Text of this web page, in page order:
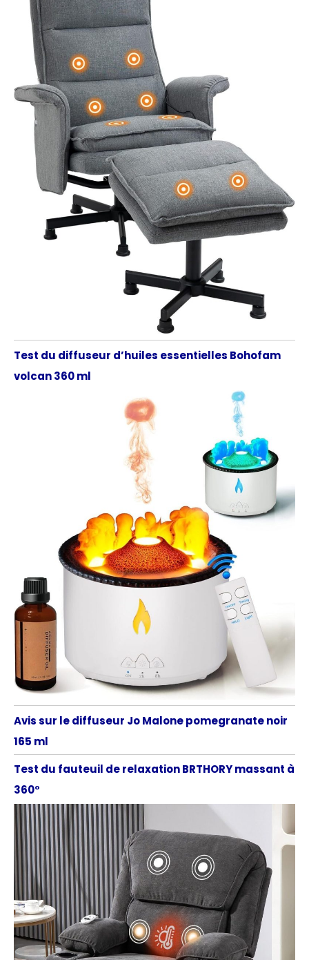
pour profiter d'un
massage relaxant là où
vous en avez besoin.
Ce masseur allie
technologie avancée
et confort, ce qui en
fait un choix pratique
et accessible pour
prendre soin de la
santé et du bien-être
des jambes à la
maison ou n'importe
où. Qualité supérieure :
nous travaillons dur
pour nous assurer que
chaque produit est
aussi beau, fonctionnel
et fiable que nous le
disons, la satisfaction
de nos clients est notre
priorité absolue. Si vous
avez des questions ou
des préoccupations,
n'hésitez pas à nous
contacter et nous
aider. Nous offrons à
nos clients un produit
et un service de haute
qualité.
Test du diffuseur d’huiles essentielles Bohofam
volcan 360 ml
Avis sur le diffuseur Jo Malone pomegranate noir
165 ml
Test du fauteuil de relaxation BRTHORY massant à
360°